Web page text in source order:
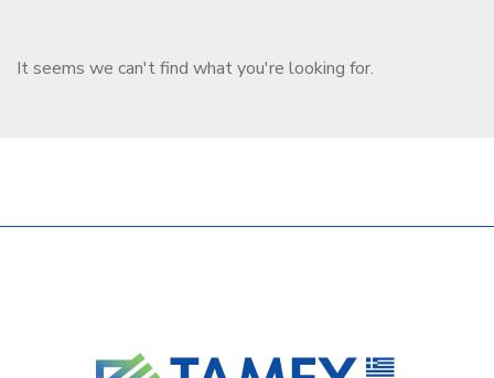
It seems we can't find what you're looking for.